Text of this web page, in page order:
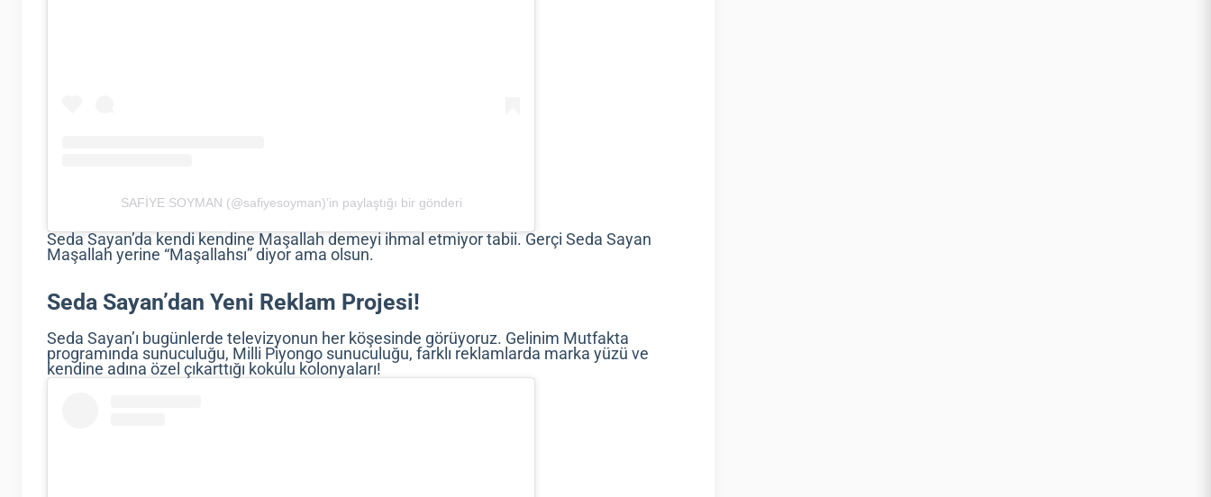
SAFİYE SOYMAN (@safiyesoyman)’in paylaştığı bir gönderi
Seda Sayan’da kendi kendine Maşallah demeyi ihmal etmiyor tabii. Gerçi Seda Sayan
Maşallah yerine “Maşallahsı” diyor ama olsun.
Seda Sayan’dan Yeni Reklam Projesi!
Seda Sayan’ı bugünlerde televizyonun her köşesinde görüyoruz. Gelinim Mutfakta
programında sunuculuğu, Milli Piyongo sunuculuğu, farklı reklamlarda marka yüzü ve
kendine adına özel çıkarttığı kokulu kolonyaları!